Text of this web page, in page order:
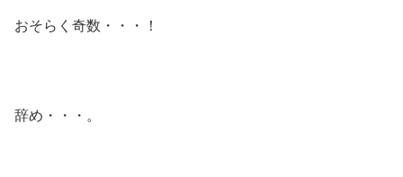
おそらく奇数・・・！
辞め・・・。